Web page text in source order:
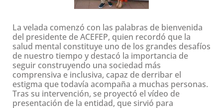
La velada comenzó con las palabras de bienvenida
del presidente de ACEFEP, quien recordó que la
salud mental constituye uno de los grandes desafíos
de nuestro tiempo y destacó la importancia de
seguir construyendo una sociedad más
comprensiva e inclusiva, capaz de derribar el
estigma que todavía acompaña a muchas personas.
Tras su intervención, se proyectó el vídeo de
presentación de la entidad, que sirvió para